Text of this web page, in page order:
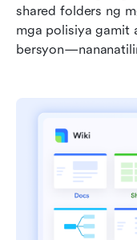
shared folders ng
mga polisiya gamit